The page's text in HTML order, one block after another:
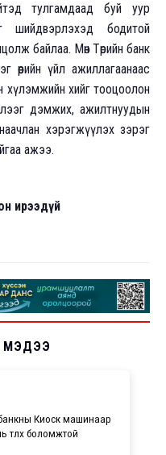
тулгамдаад буй уур
шийдвэрлэхэд бодитой
байлаа. Мөн Төрийн банк
өөрийн үйл ажиллагаанаас
хүлэмжийн хийг тооцоолон
дэмжих, ажилтнуудын
хэрэгжүүлэх зэрэг
ажээ.
ирээдүй
МЭДЭЭ
Киоск машинаар
төлөх боломжтой